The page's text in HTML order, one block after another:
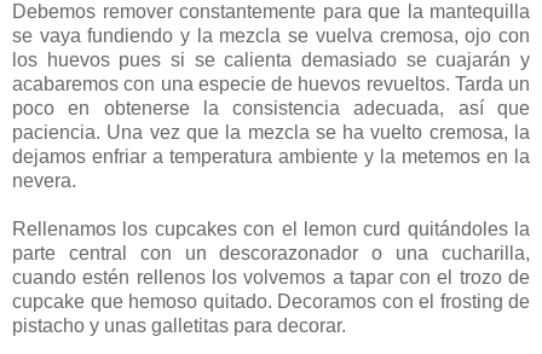
Debemos remover constantemente para que la mantequilla
se vaya fundiendo y la mezcla se vuelva cremosa, ojo con
los huevos pues si se calienta demasiado se cuajarán y
acabaremos con una especie de huevos revueltos. Tarda un
poco en obtenerse la consistencia adecuada, así que
paciencia. Una vez que la mezcla se ha vuelto cremosa, la
dejamos enfriar a temperatura ambiente y la metemos en la
nevera.
Rellenamos los cupcakes con el lemon curd quitándoles la
parte central con un descorazonador o una cucharilla,
cuando estén rellenos los volvemos a tapar con el trozo de
cupcake que hemoso quitado. Decoramos con el frosting de
pistacho y unas galletitas para decorar.